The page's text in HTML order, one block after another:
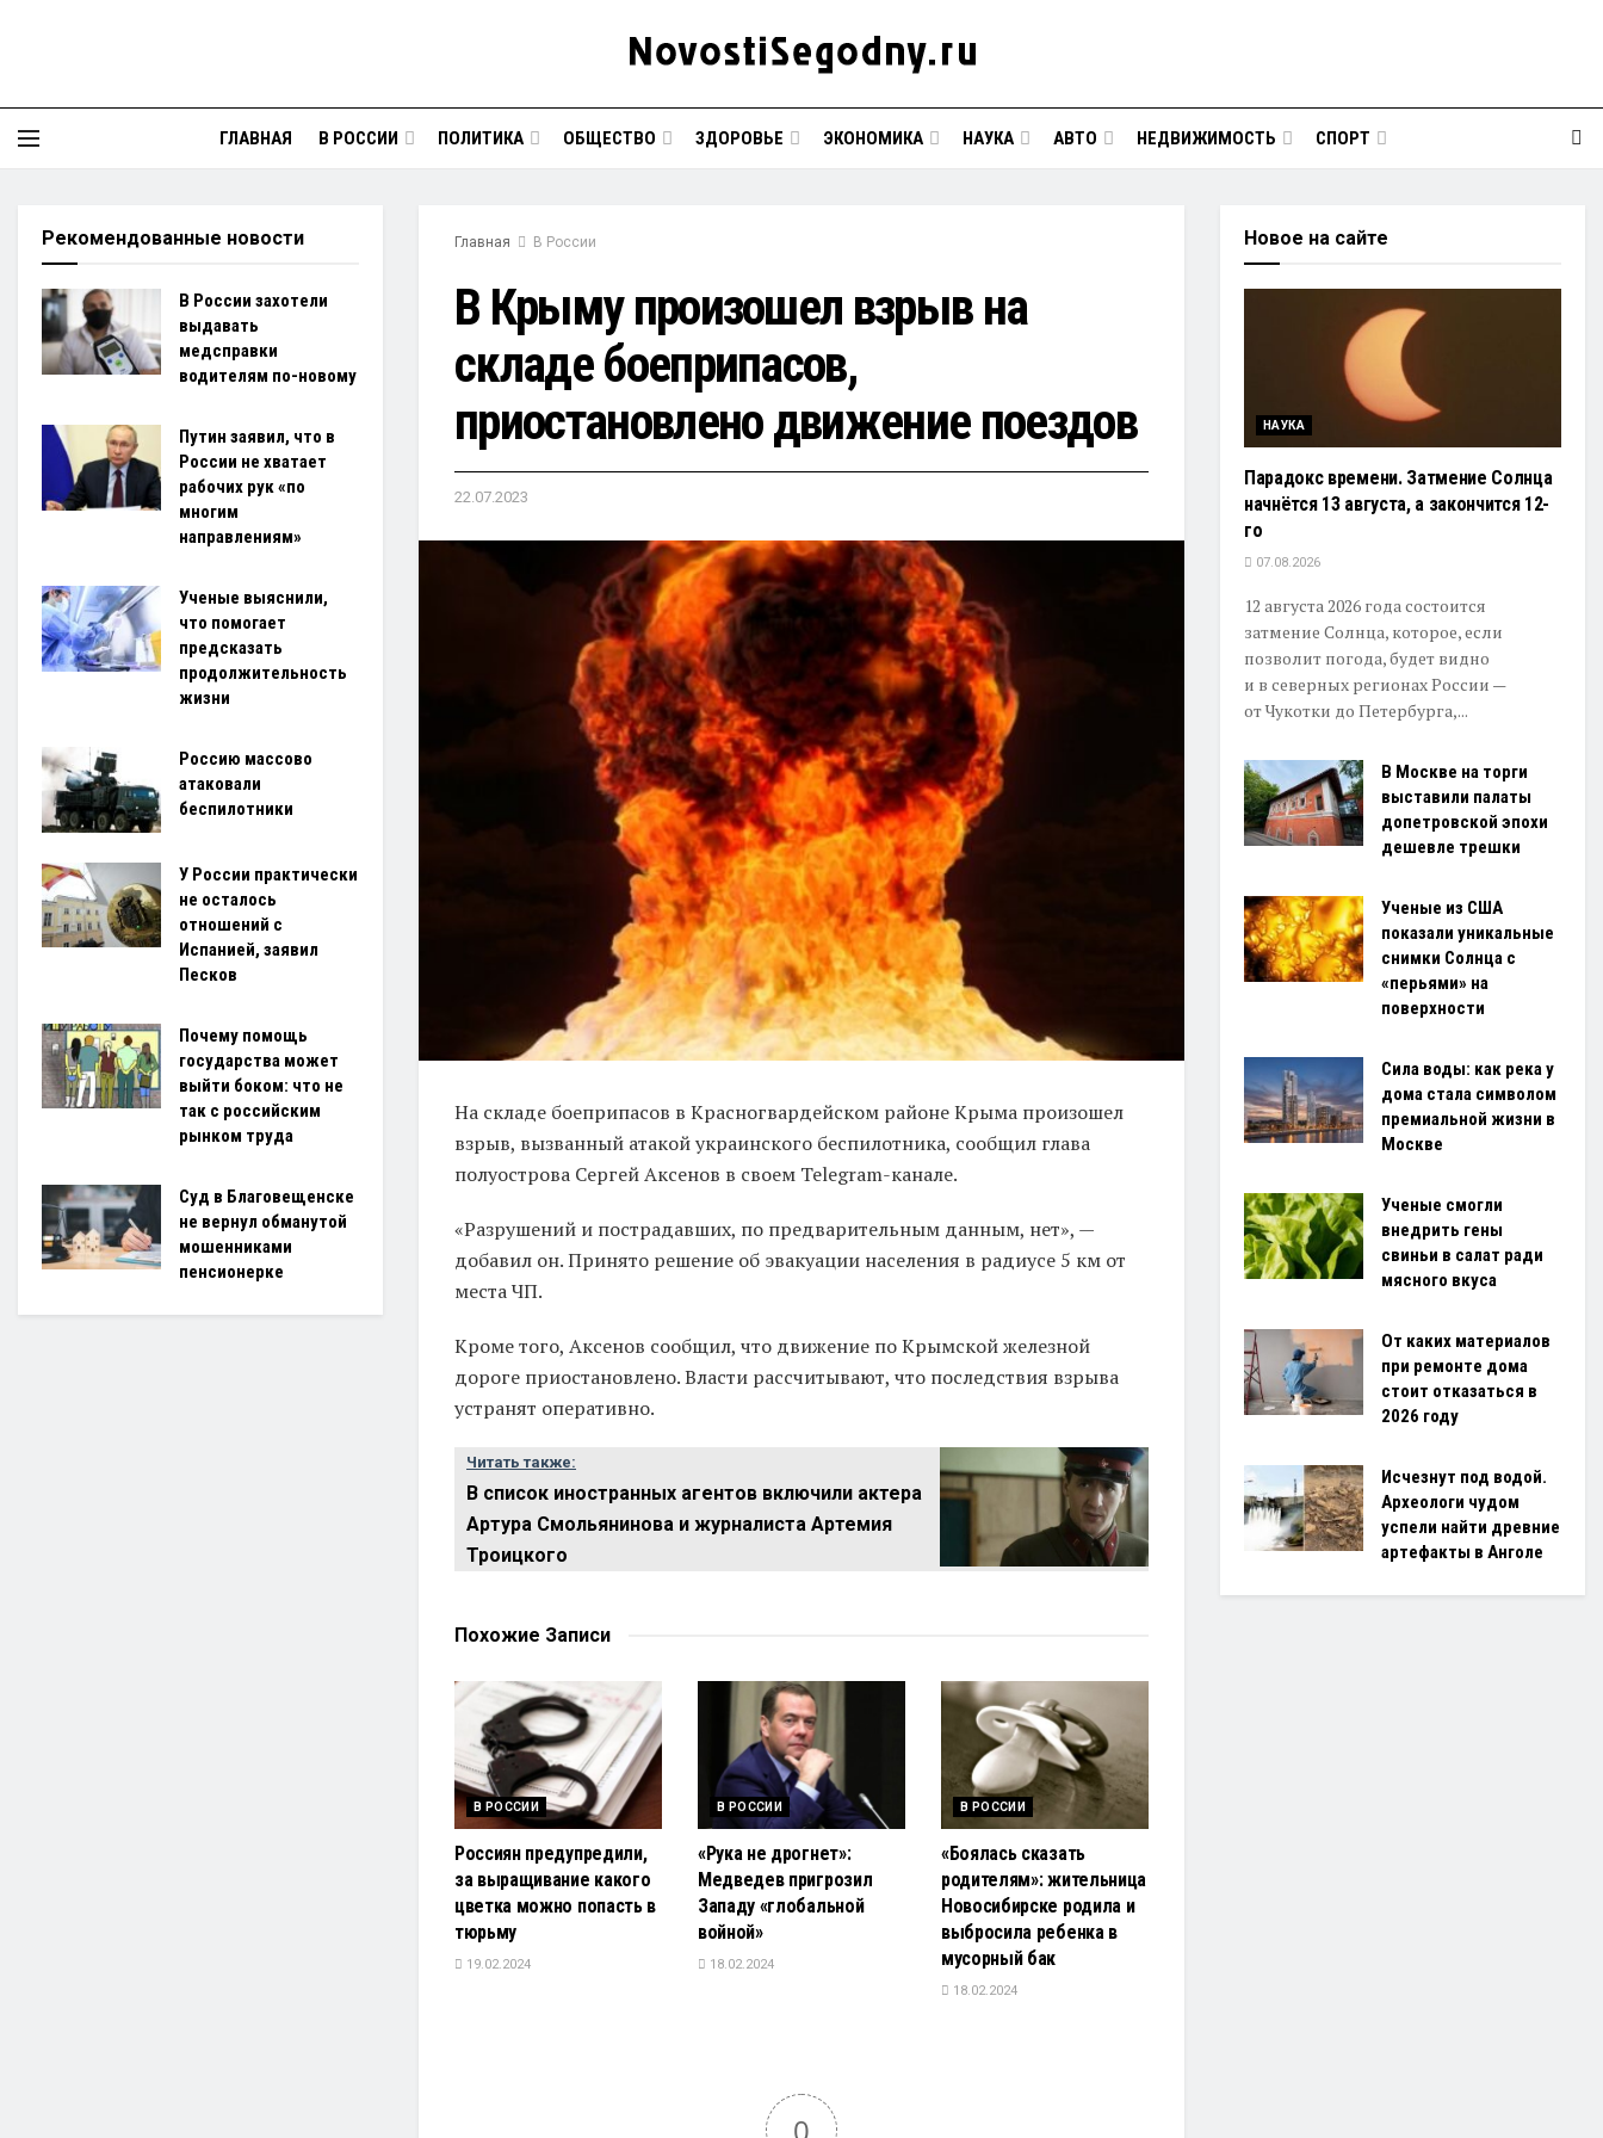
ГЛАВНАЯ В РОССИИ ПОЛИТИКА ОБЩЕСТВО ЗДОРОВЬЕ ЭКОНОМИКА НАУКА АВТО НЕДВИЖИМОСТЬ СПОРТ
Главная В России
В Крыму произошел взрыв на
складе боеприпасов,
приостановлено движение поездов
22.07.2023
На складе боеприпасов в Красногвардейском районе Крыма произошел
взрыв, вызванный атакой украинского беспилотника, сообщил глава
полуострова Сергей Аксенов в своем Telegram-канале.
«Разрушений и пострадавших, по предварительным данным, нет», —
добавил он. Принято решение об эвакуации населения в радиусе 5 км от
места ЧП.
Кроме того, Аксенов сообщил, что движение по Крымской железной
дороге приостановлено. Власти рассчитывают, что последствия взрыва
устранят оперативно.
Читать также:
В список иностранных агентов включили актера
Артура Смольянинова и журналиста Артемия
Троицкого
Похожие Записи
В РОССИИ
Россиян предупредили,
за выращивание какого
цветка можно попасть в
тюрьму
19.02.2024
В РОССИИ
«Рука не дрогнет»:
Медведев пригрозил
Западу «глобальной
войной»
18.02.2024
В РОССИИ
«Боялась сказать
родителям»: жительница
Новосибирске родила и
выбросила ребенка в
мусорный бак
18.02.2024
Рекомендованные новости
В России захотели
выдавать
медсправки
водителям по-новому
Путин заявил, что в
России не хватает
рабочих рук «по
многим
направлениям»
Ученые выяснили,
что помогает
предсказать
продолжительность
жизни
Россию массово
атаковали
беспилотники
У России практически
не осталось
отношений с
Испанией, заявил
Песков
Почему помощь
государства может
выйти боком: что не
так с российским
рынком труда
Суд в Благовещенске
не вернул обманутой
мошенниками
пенсионерке
Новое на сайте
НАУКА
Парадокс времени. Затмение Солнца
начнётся 13 августа, а закончится 12-
го
07.08.2026
12 августа 2026 года состоится
затмение Солнца, которое, если
позволит погода, будет видно
и в северных регионах России —
от Чукотки до Петербурга,...
В Москве на торги
выставили палаты
допетровской эпохи
дешевле трешки
Ученые из США
показали уникальные
снимки Солнца с
«перьями» на
поверхности
Сила воды: как река у
дома стала символом
премиальной жизни в
Москве
Ученые смогли
внедрить гены
свиньи в салат ради
мясного вкуса
От каких материалов
при ремонте дома
стоит отказаться в
2026 году
Исчезнут под водой.
Археологи чудом
успели найти древние
артефакты в Анголе